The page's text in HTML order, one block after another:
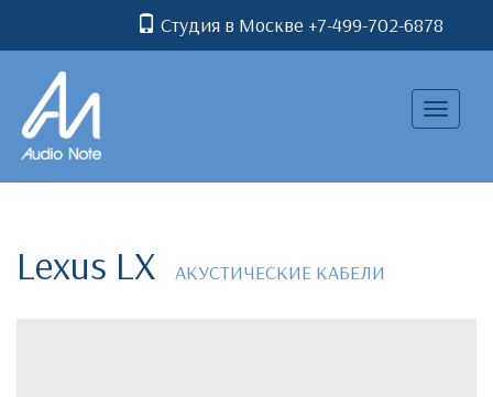
Студия в Москве +7-499-702-6878
Toggle
Lexus LX АКУСТИЧЕСКИЕ КАБЕЛИ